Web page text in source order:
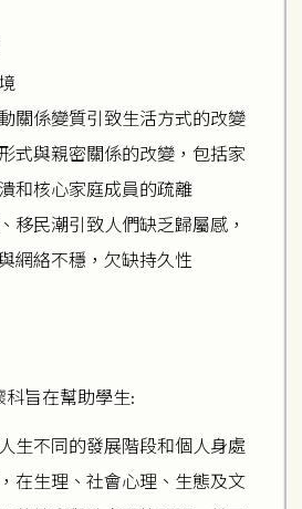
關係變質引致生活方式的改變
式與親密關係的改變，包括家
和核心家庭成員的疏離
移民潮引致人們缺乏歸屬感，
網絡不穩，欠缺持久性
旨在幫助學生:
生不同的發展階段和個人身處
在生理、社會心理、生態及文